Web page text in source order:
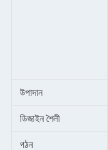
উপাদান
ডিজাইন শৈলী
গঠন